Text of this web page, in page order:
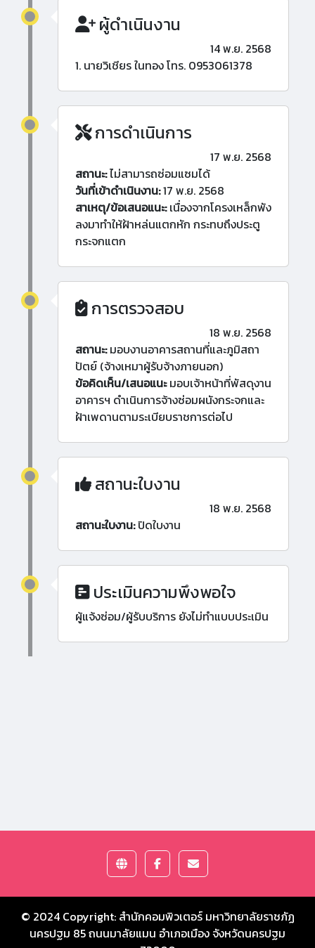
ผู้ดำเนินงาน
14 พ.ย. 2568
1. นายวิเชียร ในทอง โทร. 0953061378
การดำเนินการ
17 พ.ย. 2568
สถานะ:ไม่สามารถซ่อมแซมได้
วันที่เข้าดำเนินงาน:17 พ.ย. 2568
สาเหตุ/ข้อเสนอแนะ:เนื่องจากโครงเหล็กพัง
ลงมาทำให้ฝ้าหล่นแตกหัก กระทบถึงประตู
กระจกแตก
การตรวจสอบ
18 พ.ย. 2568
สถานะ:มอบงานอาคารสถานที่และภูมิสถา
ปัตย์ (จ้างเหมาผู้รับจ้างภายนอก)
ข้อคิดเห็น/เสนอแนะมอบเจ้าหน้าที่พัสดุงาน
อาคารฯ​ ดำเนินการจ้างซ่อมผนังกระจกและ
ฝ้าเพดานตามระเบียบราชการต่อไป
สถานะใบงาน
18 พ.ย. 2568
สถานะใบงาน:ปิดใบงาน
ประเมินความพึงพอใจ
ผู้แจ้งซ่อม/ผู้รับบริการ ยังไม่ทำแบบประเมิน
© 2024 Copyright: สำนักคอมพิวเตอร์ มหาวิทยาลัยราชภัฏ
นครปฐม 85 ถนนมาลัยแมน อำเภอเมือง จังหวัดนครปฐม